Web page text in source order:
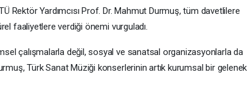
Rektör Yardımcısı Prof. Dr. Mahmut Durmuş, tüm davetlilere
faaliyetlere verdiği önemi vurguladı.
çalışmalarla değil, sosyal ve sanatsal organizasyonlarla da
Türk Sanat Müziği konserlerinin artık kurumsal bir gelenek